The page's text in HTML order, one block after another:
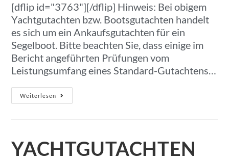
[dflip id="3763"][/dflip] Hinweis: Bei obigem
Yachtgutachten bzw. Bootsgutachten handelt
es sich um ein Ankaufsgutachten für ein
Segelboot. Bitte beachten Sie, dass einige im
Bericht angeführten Prüfungen vom
Leistungsumfang eines Standard-Gutachtens…
Weiterlesen
YACHTGUTACHTEN